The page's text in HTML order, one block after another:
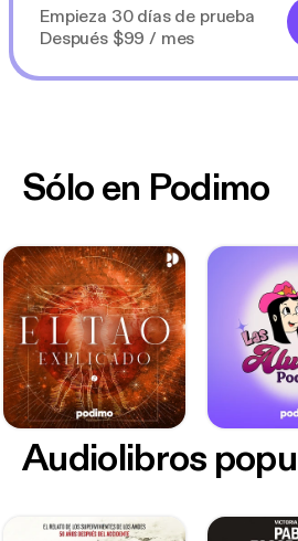
Empieza 30 días de prueba
Después $99 / mes
Sólo en Podimo
Audiolibros